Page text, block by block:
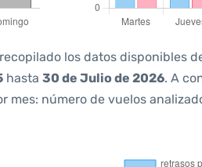
los datos disponibles
hasta 30 de Julio de 2026. A
mes: número de vuelos